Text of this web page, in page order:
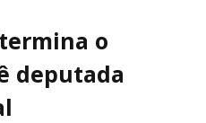
o
deputada